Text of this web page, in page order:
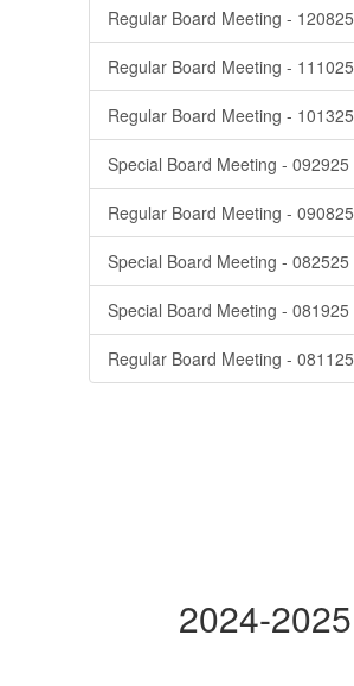
Regular Board Meeting - 120825
Regular Board Meeting - 111025
Regular Board Meeting - 101325
Special Board Meeting - 092925
Regular Board Meeting - 090825
Special Board Meeting - 082525
Special Board Meeting - 081925
Regular Board Meeting - 081125
2024-2025